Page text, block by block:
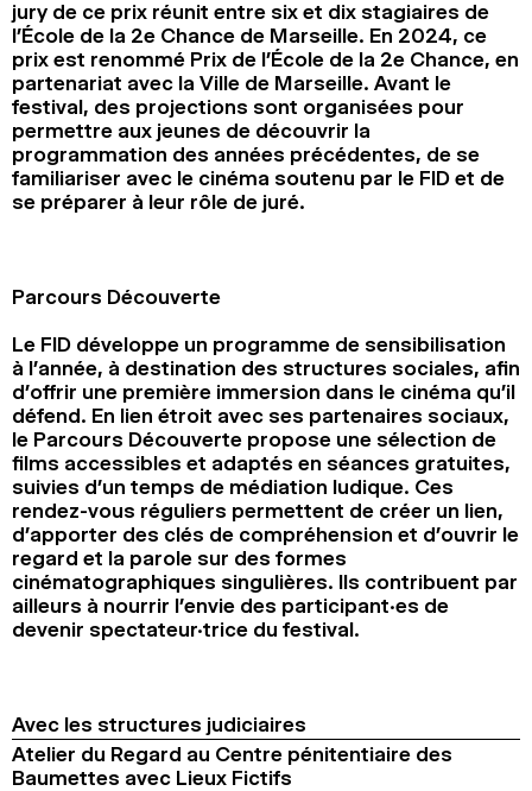
jury de ce prix réunit entre six et dix stagiaires de
l’École de la 2e Chance de Marseille. En 2024, ce
prix est renommé Prix de l’École de la 2e Chance, en
partenariat avec la Ville de Marseille. Avant le
festival, des projections sont organisées pour
permettre aux jeunes de découvrir la
programmation des années précédentes, de se
familiariser avec le cinéma soutenu par le FID et de
se préparer à leur rôle de juré.
Parcours Découverte
Le FID développe un programme de sensibilisation
à l’année, à destination des structures sociales, afin
d’offrir une première immersion dans le cinéma qu’il
défend. En lien étroit avec ses partenaires sociaux,
le Parcours Découverte propose une sélection de
films accessibles et adaptés en séances gratuites,
suivies d’un temps de médiation ludique. Ces
rendez-vous réguliers permettent de créer un lien,
d’apporter des clés de compréhension et d’ouvrir le
regard et la parole sur des formes
cinématographiques singulières. Ils contribuent par
ailleurs à nourrir l’envie des participant·es de
devenir spectateur·trice du festival.
Avec les structures judiciaires
Atelier du Regard au Centre pénitentiaire des
Baumettes avec Lieux Fictifs